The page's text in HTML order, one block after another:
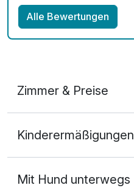
Alle Bewertungen
Zimmer & Preise
2 Erwachsene und 1 Kind
Kinderermäßigungen
Mit Hund unterwegs